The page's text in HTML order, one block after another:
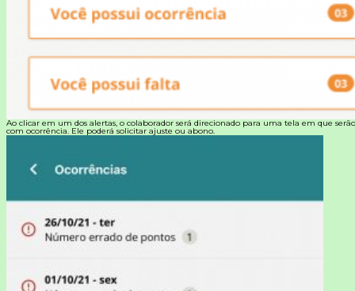
Ao clicar em um dos alertas, o colaborador será direcionado para uma tela em que
com ocorrência. Ele poderá solicitar ajuste ou abono.